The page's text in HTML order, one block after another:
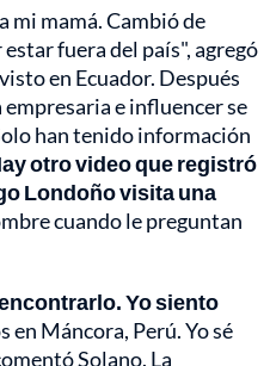
mi mamá. Cambió de
fuera del país", agregó
en Ecuador. Después
empresaria e influencer se
han tenido información
otro video que registró
Londoño visita una
cuando le preguntan
Yo siento
en Máncora, Perú. Yo sé
Solano. La